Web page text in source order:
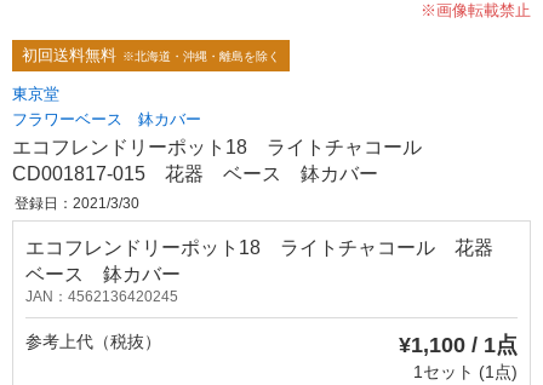
※画像転載禁止
初回送料無料 ※北海道・沖縄・離島を除く
東京堂
フラワーベース 鉢カバー
エコフレンドリーポット18 ライトチャコール
CD001817-015 花器 ベース 鉢カバー
登録日：2021/3/30
エコフレンドリーポット18 ライトチャコール 花器
ベース 鉢カバー
JAN：4562136420245
参考上代（税抜） ¥1,100 / 1点
1セット (1点)